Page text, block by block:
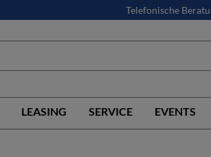
Telefonische
LEASING SERVICE EVENTS